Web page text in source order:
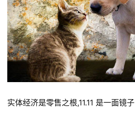
实体经济是零售之根,11.11 是一面镜子